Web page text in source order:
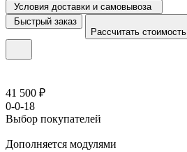
Условия доставки и самовывоза
Быстрый заказ
Рассчитать стоимость
41 500 ₽
0-0-18
Выбор покупателей
Дополняется модулями